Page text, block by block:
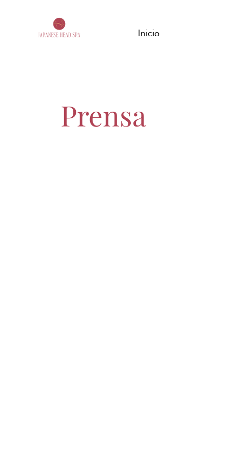
Inicio
Prensa